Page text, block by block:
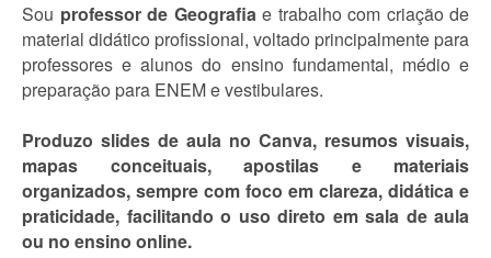
Sou professor de Geografiae trabalho com criação de
material didático profissional, voltado principalmente para
professores e alunos do ensino fundamental, médio e
preparação para ENEM e vestibulares.
Produzo slides de aula no Canva, resumos visuais,
mapas conceituais, apostilas e materiais
organizados, sempre com foco em clareza, didática e
praticidade, facilitando o uso direto em sala de aula
ou no ensino online.